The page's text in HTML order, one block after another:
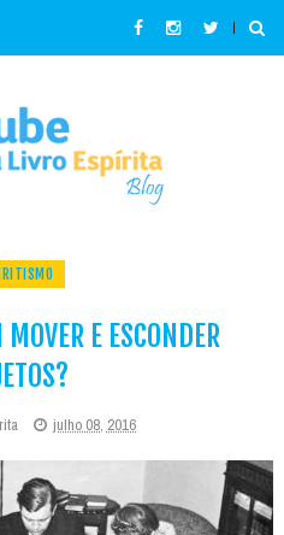
E ESCONDER
julho 08, 2016